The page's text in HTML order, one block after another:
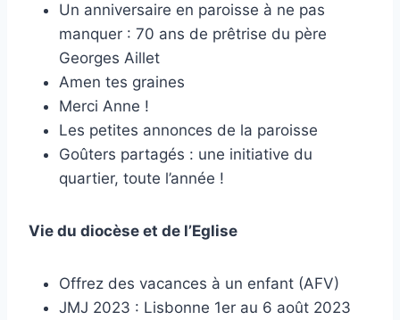
Un anniversaire en paroisse à ne pas
manquer : 70 ans de prêtrise du père
Georges Aillet
Amen tes graines
Merci Anne !
Les petites annonces de la paroisse
Goûters partagés : une initiative du
quartier, toute l’année !
Vie du diocèse et de l’Eglise
Offrez des vacances à un enfant (AFV)
JMJ 2023 : Lisbonne 1er au 6 août 2023